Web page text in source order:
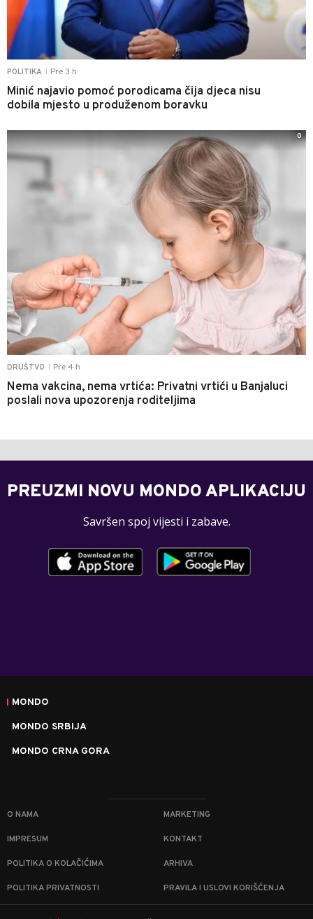
POLITIKA Pre 3 h
Minić najavio pomoć porodicama čija djeca nisu
dobila mjesto u produženom boravku
DRUŠTVO Pre 4 h
Nema vakcina, nema vrtića: Privatni vrtići u Banjaluci
poslali nova upozorenja roditeljima
0
PREUZMI NOVU MONDO APLIKACIJU
Savršen spoj vijesti i zabave.
MONDO
MONDO SRBIJA
MONDO CRNA GORA
O NAMA MARKETING
IMPRESUM KONTAKT
POLITIKA O KOLAČIĆIMA ARHIVA
POLITIKA PRIVATNOSTI PRAVILA I USLOVI KORIŠĆENJA